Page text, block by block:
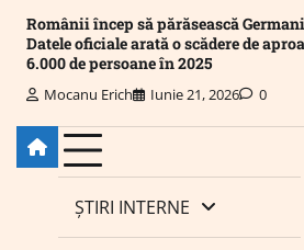
Românii încep să părăsească
Datele oficiale arată o scădere de
6.000 de persoane în 2025
Mocanu Erich Iunie 21, 2026 0
ȘTIRI INTERNE